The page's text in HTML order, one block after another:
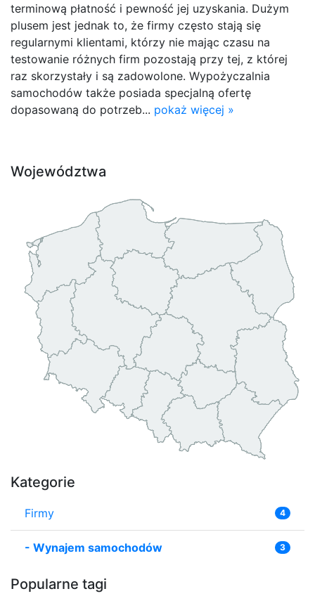
terminową płatność i pewność jej uzyskania. Dużym
plusem jest jednak to, że firmy często stają się
regularnymi klientami, którzy nie mając czasu na
testowanie różnych firm pozostają przy tej, z której
raz skorzystały i są zadowolone. Wypożyczalnia
samochodów także posiada specjalną ofertę
dopasowaną do potrzeb... pokaż więcej »
Województwa
Kategorie
Firmy 4
- Wynajem samochodów 3
Popularne tagi